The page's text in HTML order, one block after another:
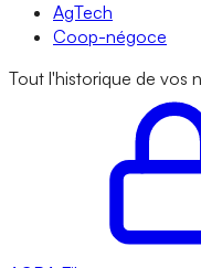
AgTech
Coop-négoce
Tout l'historique de vos